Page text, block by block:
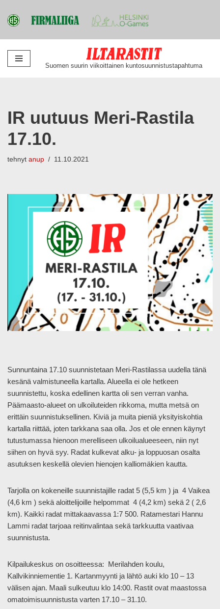
Siirry
Suomen suurin viikoittainen kuntosuunnistustapahtuma
IR uutuus Meri-Rastila
17.10.
tehnyt anup 11.10.2021
Sunnuntaina 17.10 suunnistetaan Meri-Rastilassa uudella tänä
kesänä valmistuneella kartalla. Alueella ei ole hetkeen
suunnistettu, koska edellinen kartta oli sen verran vanha.
Päämaasto-alueet on ulkoiluteiden rikkoma, mutta metsä on
erittäin suunnistuksellinen. Kiviä ja muita pieniä yksityiskohtia
kartalla riittää, joten tarkkana saa olla. Jos et ole ennen käynyt
tutustumassa hienoon merelliseen ulkoilualueeseen, niin nyt
siihen on hyvä syy. Radat kulkevat alku- ja loppuosan osalta
asutuksen keskellä olevien hienojen kalliomäkien kautta.
Tarjolla on kokeneille suunnistajille radat 5 (5,5 km ) ja 4 Vaikea
(4,6 km ) sekä aloittelijoille helpommat 4 (4,2 km) sekä 2 ( 2,6
km). Kaikki radat mittakaavassa 1:7 500. Ratamestari Hannu
Lammi radat tarjoaa reitinvalintaa sekä tarkkuutta vaativaa
suunnistusta.
Kilpailukeskus on osoitteessa: Merilahden koulu,
Kallvikinniementie 1. Kartanmyynti ja lähtö auki klo 10 – 13
välisen ajan. Maali sulkeutuu klo 14:00. Rastit ovat maastossa
omatoimisuunnistusta varten 17.10 – 31.10.